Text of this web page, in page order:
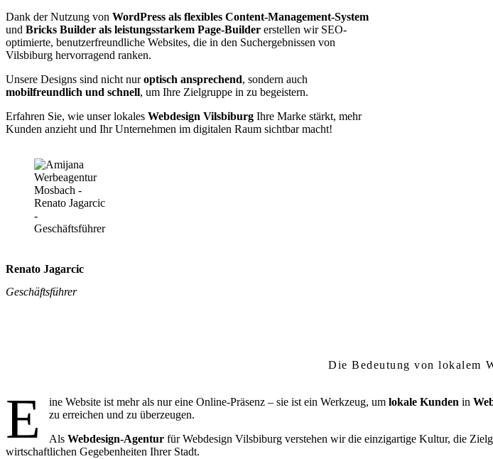
Dank der Nutzung von WordPress als flexibles Content-Management-System
und Bricks Builder als leistungsstarkem Page-Builder erstellen wir SEO-
optimierte, benutzerfreundliche Websites, die in den Suchergebnissen von
Vilsbiburg hervorragend ranken.
Unsere Designs sind nicht nuroptisch ansprechend, sondern auch
mobilfreundlich und schnell, um Ihre Zielgruppe in zu begeistern.
Erfahren Sie, wie unser lokales Webdesign Vilsbiburg Ihre Marke stärkt, mehr
Kunden anzieht und Ihr Unternehmen im digitalen Raum sichtbar macht!
Renato Jagarcic
Geschäftsführer
Die Bedeutung von lokalem
E ine Website ist mehr als nur eine Online-Präsenz – sie ist ein Werkzeug, um lokale Kunden in
zu erreichen und zu überzeugen.
Als Webdesign-Agentur für Webdesign Vilsbiburg verstehen wir die einzigartige Kultur, die
wirtschaftlichen Gegebenheiten Ihrer Stadt.